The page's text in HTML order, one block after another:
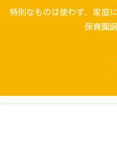
特別なものは使わず、家庭
保育園